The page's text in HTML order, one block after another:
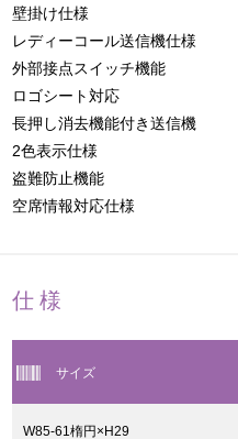
壁掛け仕様
レディーコール送信機仕様
外部接点スイッチ機能
ロゴシート対応
長押し消去機能付き送信機
2色表示仕様
盗難防止機能
空席情報対応仕様
仕様
サイズ
W85-61楕円×H29